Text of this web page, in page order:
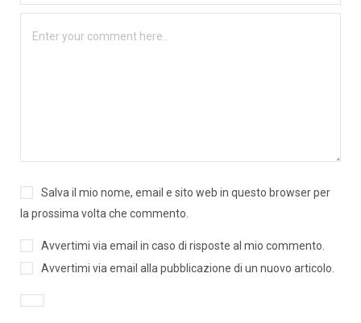
Salva il mio nome, email e sito web in questo browser per
la prossima volta che commento.
Avvertimi via email in caso di risposte al mio commento.
Avvertimi via email alla pubblicazione di un nuovo articolo.